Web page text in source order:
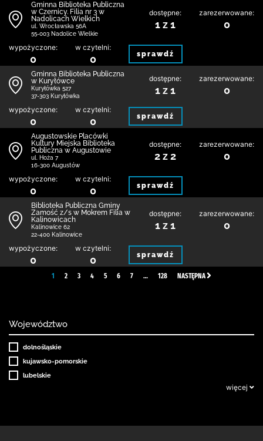
Gminna Biblioteka Publiczna
w Czernicy. Filia nr 3 w
Nadolicach Wielkich
ul. Wrocławska 56A
55-003 Nadolice Wielkie
dostępne:
1 z 1
zarezerwowane:
0
wypożyczone:
0
w czytelni:
0 sprawdź
Gminna Biblioteka Publiczna
w Kuryłówce
Kuryłówka 527
37-303 Kuryłówka
dostępne:
1 z 1
zarezerwowane:
0
wypożyczone:
0
w czytelni:
0 sprawdź
Augustowskie Placówki
Kultury Miejska Biblioteka
Publiczna w Augustowie
ul. Hoża 7
16-300 Augustów
dostępne:
2 z 2
zarezerwowane:
0
wypożyczone:
0
w czytelni:
0 sprawdź
Biblio­teka Publiczna Gminy
Zamość z/s w Mokrem Filia w
Kalinowicach
Kalinowice 62
22-400 Kalinowice
dostępne:
1 z 1
zarezerwowane:
0
wypożyczone:
0
w czytelni:
0 sprawdź
1 2 3 4 5 6 7 … 128 NASTĘPNA
Województwo
dolnośląskie
kujawsko-pomorskie
lubelskie
więcej